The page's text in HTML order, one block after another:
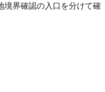
境界確認の入口を分けて確